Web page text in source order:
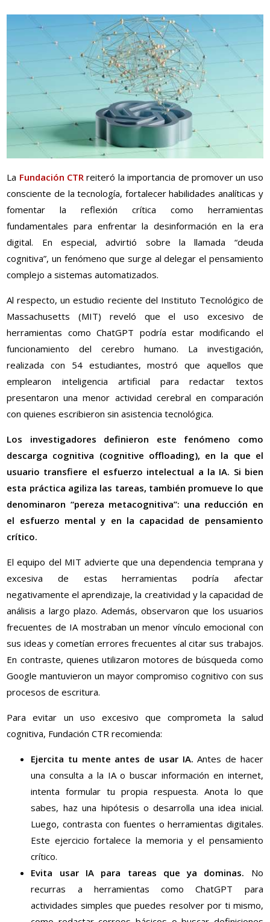
La Fundación CTR reiteró la importancia de promover un uso
consciente de la tecnología, fortalecer habilidades analíticas y
fomentar la reflexión crítica como herramientas
fundamentales para enfrentar la desinformación en la era
digital. En especial, advirtió sobre la llamada “deuda
cognitiva”, un fenómeno que surge al delegar el pensamiento
complejo a sistemas automatizados.
Al respecto, un estudio reciente del Instituto Tecnológico de
Massachusetts (MIT) reveló que el uso excesivo de
herramientas como ChatGPT podría estar modificando el
funcionamiento del cerebro humano. La investigación,
realizada con 54 estudiantes, mostró que aquellos que
emplearon inteligencia artificial para redactar textos
presentaron una menor actividad cerebral en comparación
con quienes escribieron sin asistencia tecnológica.
Los investigadores definieron este fenómeno como
descarga cognitiva (cognitive offloading), en la que el
usuario transfiere el esfuerzo intelectual a la IA. Si bien
esta práctica agiliza las tareas, también promueve lo que
denominaron “pereza metacognitiva”: una reducción en
el esfuerzo mental y en la capacidad de pensamiento
crítico.
El equipo del MIT advierte que una dependencia temprana y
excesiva de estas herramientas podría afectar
negativamente el aprendizaje, la creatividad y la capacidad de
análisis a largo plazo. Además, observaron que los usuarios
frecuentes de IA mostraban un menor vínculo emocional con
sus ideas y cometían errores frecuentes al citar sus trabajos.
En contraste, quienes utilizaron motores de búsqueda como
Google mantuvieron un mayor compromiso cognitivo con sus
procesos de escritura.
Para evitar un uso excesivo que comprometa la salud
cognitiva, Fundación CTR recomienda:
Ejercita tu mente antes de usar IA. Antes de hacer
una consulta a la IA o buscar información en internet,
intenta formular tu propia respuesta. Anota lo que
sabes, haz una hipótesis o desarrolla una idea inicial.
Luego, contrasta con fuentes o herramientas digitales.
Este ejercicio fortalece la memoria y el pensamiento
crítico.
Evita usar IA para tareas que ya dominas. No
recurras a herramientas como ChatGPT para
actividades simples que puedes resolver por ti mismo,